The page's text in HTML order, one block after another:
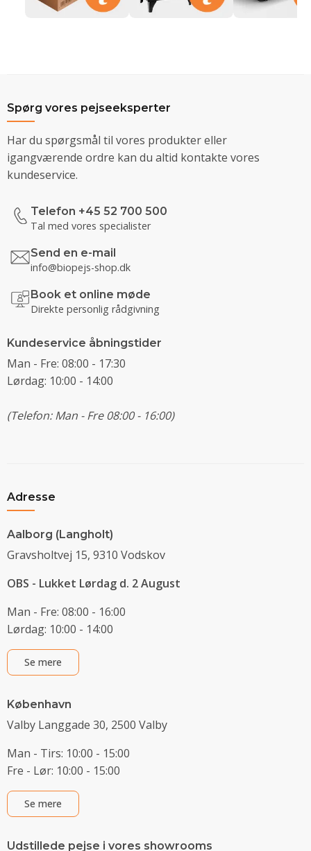
Spørg vores pejseeksperter
Har du spørgsmål til vores produkter eller
igangværende ordre kan du altid kontakte vores
kundeservice.
Telefon +45 52 700 500
Tal med vores specialister
Send en e-mail
info@biopejs-shop.dk
Book et online møde
Direkte personlig rådgivning
Kundeservice åbningstider
Man - Fre: 08:00 - 17:30
Lørdag: 10:00 - 14:00
(Telefon: Man - Fre 08:00 - 16:00)
Adresse
Aalborg (Langholt)
Gravsholtvej 15, 9310 Vodskov
OBS - Lukket Lørdag d. 2 August
Man - Fre: 08:00 - 16:00
Lørdag: 10:00 - 14:00
Se mere
København
Valby Langgade 30, 2500 Valby
Man - Tirs: 10:00 - 15:00
Fre - Lør: 10:00 - 15:00
Se mere
Udstillede pejse i vores showrooms